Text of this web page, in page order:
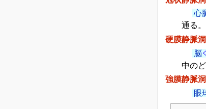
心
通る。
硬膜静脈洞
脳
中の
強膜静脈洞
眼